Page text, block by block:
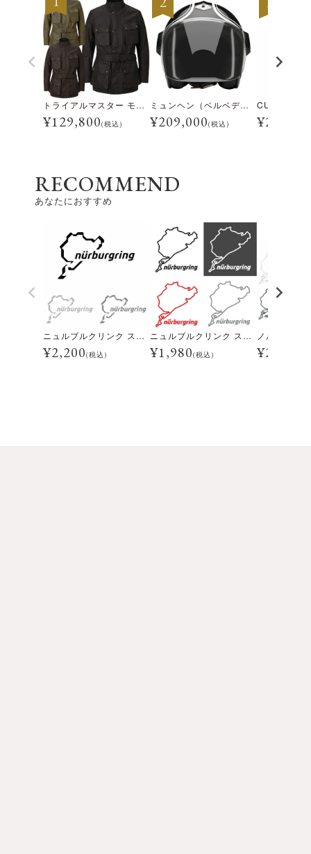
トライアルマスター モーターサイクル ジャケット
¥129,800(税込)
ミュンヘン（ベルベデーレ）
¥209,000(税込) ¥28,600
RECOMMEND
あなたにおすすめ
ニュルブルクリンク ステッカー 12cm
¥2,200(税込)
ニュルブルクリンク ステッカー 8cm
¥1,980(税込) ¥2,200